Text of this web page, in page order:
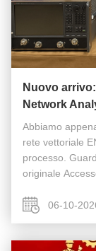
Nuovo
Network
Abbiamo
rete vettoriale
processo.
originale
video dell...
06-10-